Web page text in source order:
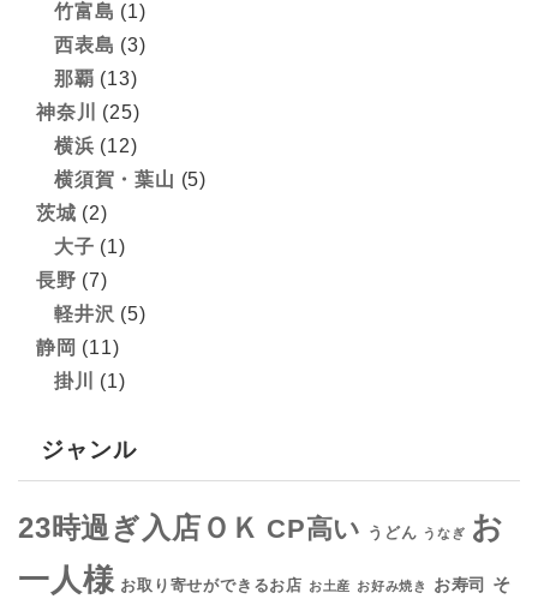
竹富島 (1)
西表島 (3)
那覇 (13)
神奈川
(25)
横浜 (12)
横須賀・葉山 (5)
茨城 (2)
大子 (1)
長野 (7)
軽井沢 (5)
静岡 (11)
掛川
(1)
ジャンル
23時過ぎ入店ＯＫ CP高い うどん うなぎ お
一人様 お取り寄せができるお店 お土産 お好み焼き お寿司 そ